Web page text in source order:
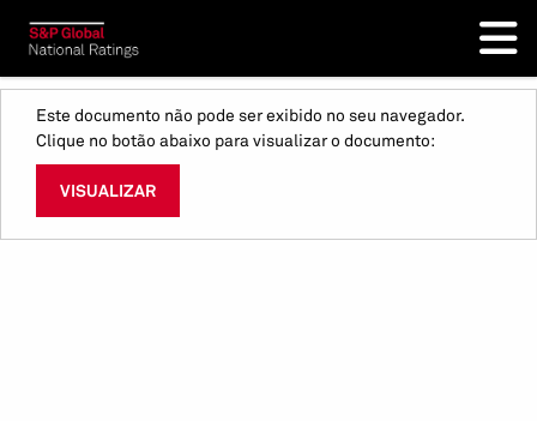
Este documento não pode ser exibido no seu navegador.
Clique no botão abaixo para visualizar o documento:
VISUALIZAR